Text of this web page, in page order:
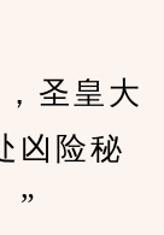
圣皇大
凶险秘
”